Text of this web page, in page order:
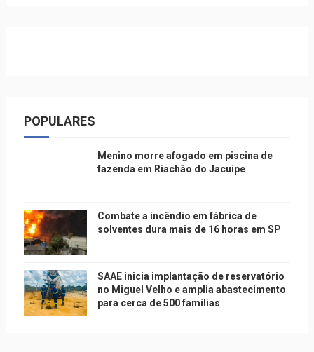
POPULARES
Menino morre afogado em piscina de
fazenda em Riachão do Jacuípe
Combate a incêndio em fábrica de
solventes dura mais de 16 horas em SP
SAAE inicia implantação de reservatório
no Miguel Velho e amplia abastecimento
para cerca de 500 famílias